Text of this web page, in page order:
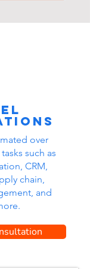
over
such as
CRM,
chain,
and